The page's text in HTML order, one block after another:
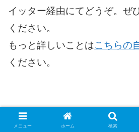
イッター経由にてどうぞ。ぜ
ください。
もっと詳しいことはこちらの
ください。
メニュー ホーム 検索